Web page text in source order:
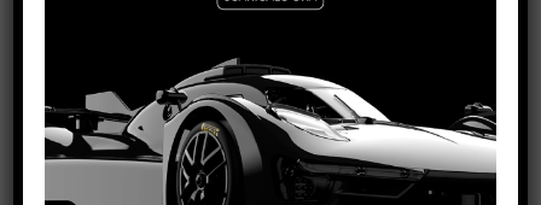
VEDI IL PRODOTTO